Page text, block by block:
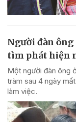
Người đàn
tìm phát hiện
Một người đàn ông
tràm sau 4 ngày
làm việc.